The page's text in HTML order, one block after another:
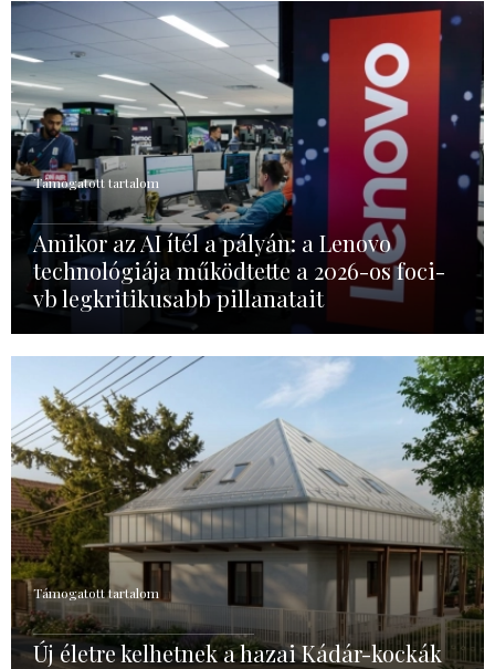
Támogatott tartalom
Amikor az AI ítél a pályán: a Lenovo
technológiája működtette a 2026-os foci-
vb legkritikusabb pillanatait
Támogatott tartalom
Új életre kelhetnek a hazai Kádár-kockák